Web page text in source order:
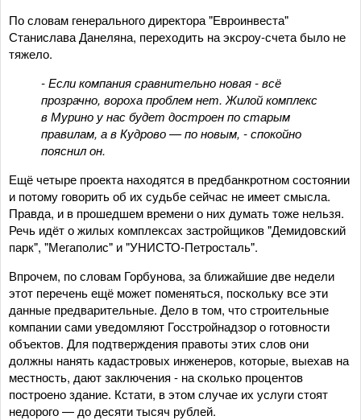
По словам генерального директора "Евроинвеста"
Станислава Данеляна, переходить на эксроу-счета было не
тяжело.
- Если компания сравнительно новая - всё
прозрачно, вороха проблем нет. Жилой комплекс
в Мурино у нас будет достроен по старым
правилам, а в Кудрово — по новым, - спокойно
пояснил он.
Ещё четыре проекта находятся в предбанкротном состоянии
и потому говорить об их судьбе сейчас не имеет смысла.
Правда, и в прошедшем времени о них думать тоже нельзя.
Речь идёт о жилых комплексах застройщиков "Демидовский
парк", "Мегаполис" и "УНИСТО-Петросталь".
Впрочем, по словам Горбунова, за ближайшие две недели
этот перечень ещё может поменяться, поскольку все эти
данные предварительные. Дело в том, что строительные
компании сами уведомляют Госстройнадзор о готовности
объектов. Для подтверждения правоты этих слов они
должны нанять кадастровых инженеров, которые, выехав на
местность, дают заключения - на сколько процентов
построено здание. Кстати, в этом случае их услуги стоят
недорого — до десяти тысяч рублей.